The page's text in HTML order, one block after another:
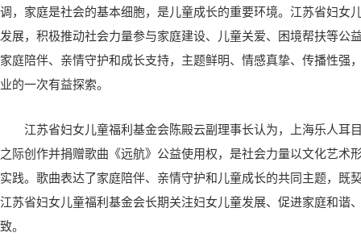
调，家庭是社会的基本细胞，是儿童成长的重要环境。江苏省妇女
发展，积极推动社会力量参与家庭建设、儿童关爱、困境帮扶等公
家庭陪伴、亲情守护和成长支持，主题鲜明、情感真挚、传播性强
业的一次有益探索。
江苏省妇女儿童福利基金会陈殿云副理事长认为，上海乐人耳
之际创作并捐赠歌曲《远航》公益使用权，是社会力量以文化艺术
实践。歌曲表达了家庭陪伴、亲情守护和儿童成长的共同主题，既
江苏省妇女儿童福利基金会长期关注妇女儿童发展、促进家庭和谐
致。